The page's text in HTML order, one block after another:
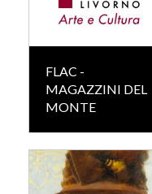
FLAC -
MAGAZZINI DEL
MONTE